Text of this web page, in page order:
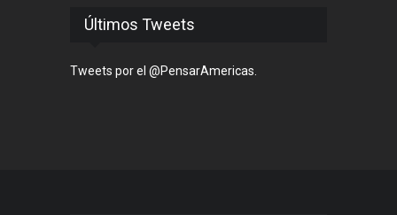
Últimos Tweets
Tweets por el @PensarAmericas.